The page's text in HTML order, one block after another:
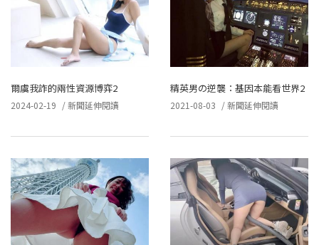
爾虞我詐的兩性資源博弈2
2024-02-19 /新聞延伸閱讀
精英男の逆襲：基因本能看世界2
2021-08-03 /新聞延伸閱讀